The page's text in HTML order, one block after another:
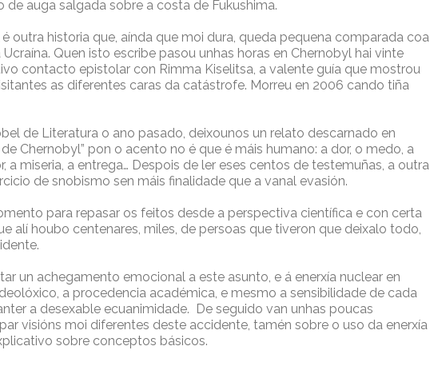
auga salgada sobre a costa de Fukushima.
outra historia que, aínda que moi dura, queda pequena comparada coa
Quen isto escribe pasou unhas horas en Chernobyl hai vinte
contacto epistolar con Rimma Kiselitsa, a valente guía que mostrou
as diferentes caras da catástrofe. Morreu en 2006 cando tiña
de Literatura o ano pasado, deixounos un relato descarnado en
Chernobyl” pon o acento no é que é máis humano: a dor, o medo, a
a miseria, a entrega… Despois de ler eses centos de testemuñas, a outra
de snobismo sen máis finalidade que a vanal evasión.
para repasar os feitos desde a perspectiva científica e con certa
alí houbo centenares, miles, de persoas que tiveron que deixalo todo,
un achegamento emocional a este asunto, e á enerxía nuclear en
a procedencia académica, e mesmo a sensibilidade de cada
a desexable ecuanimidade. De seguido van unhas poucas
visións moi diferentes deste accidente, tamén sobre o uso da enerxía
sobre conceptos básicos.